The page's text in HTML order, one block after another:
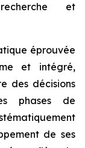
et
éprouvée
et intégré,
des décisions
phases de
de ses